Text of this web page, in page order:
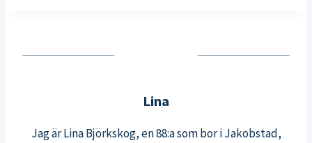
Lina
Jag är Lina Björkskog, en 88:a som bor i Jakobstad,